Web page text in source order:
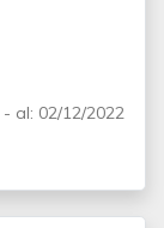
- al: 02/12/2022